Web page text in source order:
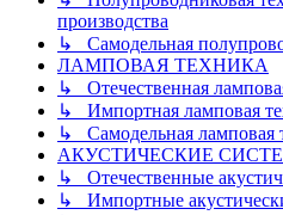
производства
↳ Самодельная
ЛАМПОВАЯ ТЕХНИКА
↳ Отечественная
↳ Импортная ламповая
↳ Самодельная ламповая
АКУСТИЧЕСКИЕ
↳ Отечественные
↳ Импортные